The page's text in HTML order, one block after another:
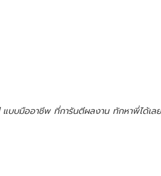
แบบมืออาชีพ ที่การันตีผลงาน ทักหาพี่ได้เล